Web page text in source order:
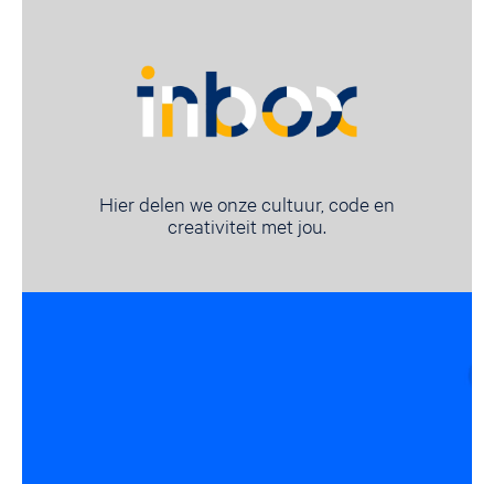
Hier delen we onze cultuur, code en
creativiteit met jou.